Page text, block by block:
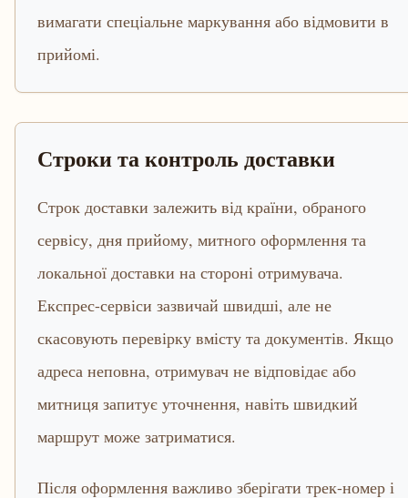
вимагати спеціальне маркування або відмовити в
прийомі.
Строки та контроль доставки
Строк доставки залежить від країни, обраного
сервісу, дня прийому, митного оформлення та
локальної доставки на стороні отримувача.
Експрес-сервіси зазвичай швидші, але не
скасовують перевірку вмісту та документів. Якщо
адреса неповна, отримувач не відповідає або
митниця запитує уточнення, навіть швидкий
маршрут може затриматися.
Після оформлення важливо зберігати трек-номер і